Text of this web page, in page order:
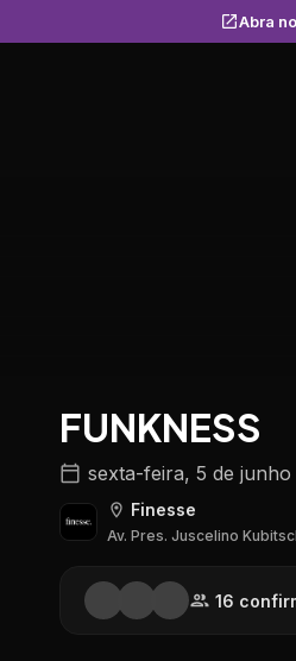
Abra
FUNKNESS
sexta-feira, 5 de junho
Finesse
Av. Pres. Juscelino
16